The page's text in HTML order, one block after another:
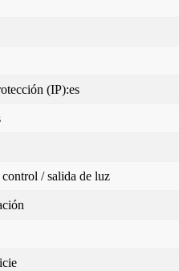
(IP):es
/ salida de luz